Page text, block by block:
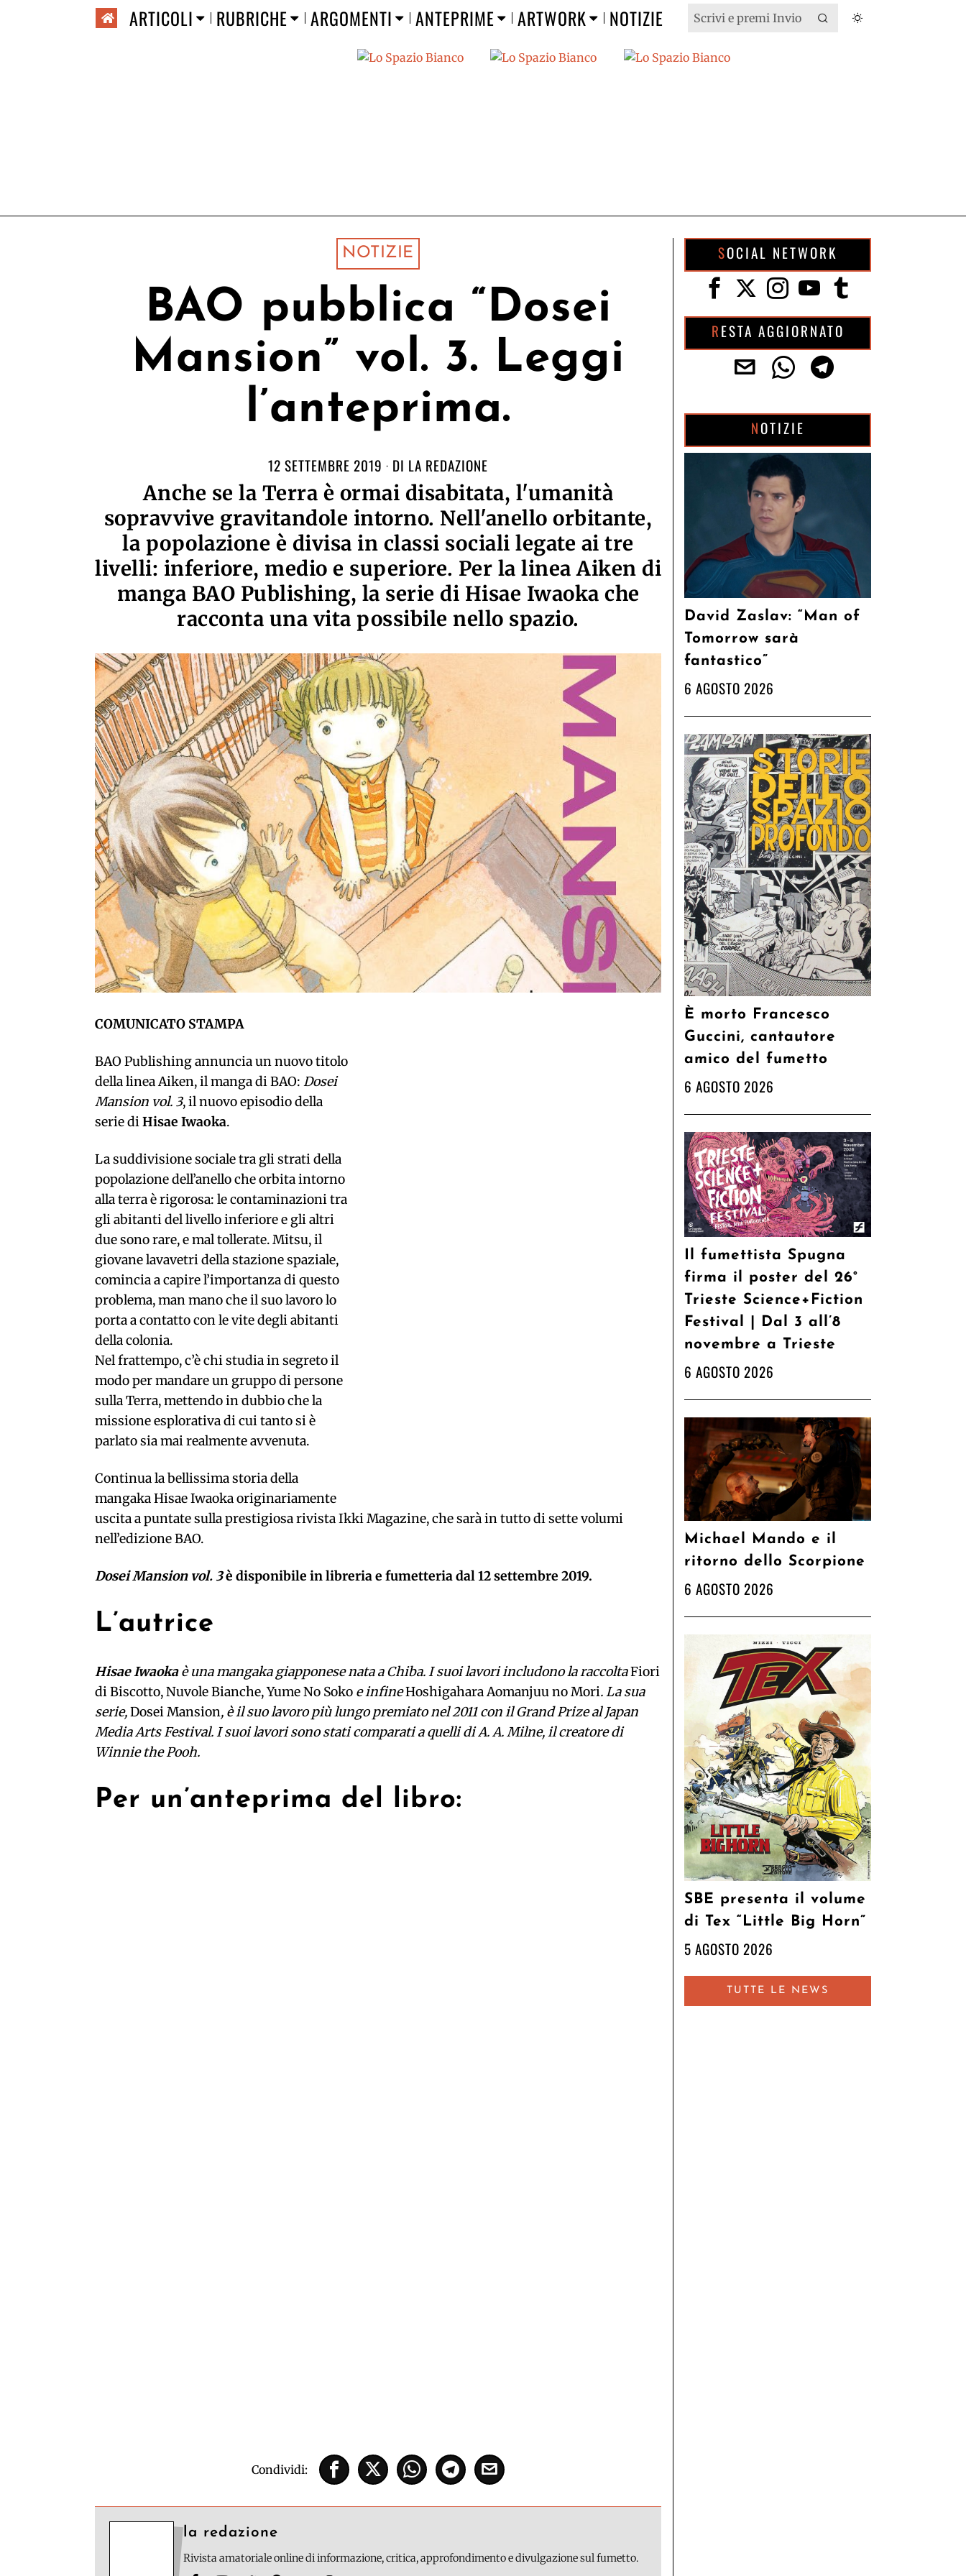
ARTICOLI RUBRICHE ARGOMENTI ANTEPRIME ARTWORK NOTIZIE
NOTIZIE
BAO pubblica “Dosei
Mansion” vol. 3. Leggi
l’anteprima.
12 SETTEMBRE 2019 DI LA REDAZIONE
Anche se la Terra è ormai disabitata, l'umanità
sopravvive gravitandole intorno. Nell'anello orbitante,
la popolazione è divisa in classi sociali legate ai tre
livelli: inferiore, medio e superiore. Per la linea Aiken di
manga BAO Publishing, la serie di Hisae Iwaoka che
racconta una vita possibile nello spazio.
COMUNICATO STAMPA
BAO Publishing annuncia un nuovo titolo
della linea Aiken, il manga di BAO: Dosei
Mansion vol. 3, il nuovo episodio della
serie diHisae Iwaoka.
La suddivisione sociale tra gli strati della
popolazione dell’anello che orbita intorno
alla terra è rigorosa: le contaminazioni tra
gli abitanti del livello inferiore e gli altri
due sono rare, e mal tollerate. Mitsu, il
giovane lavavetri della stazione spaziale,
comincia a capire l’importanza di questo
problema, man mano che il suo lavoro lo
porta a contatto con le vite degli abitanti
della colonia.
Nel frattempo, c’è chi studia in segreto il
modo per mandare un gruppo di persone
sulla Terra, mettendo in dubbio che la
missione esplorativa di cui tanto si è
parlato sia mai realmente avvenuta.
Continua la bellissima storia della
mangaka Hisae Iwaoka originariamente
uscita a puntate sulla prestigiosa rivista Ikki Magazine, che sarà in tutto di sette volumi
nell’edizione BAO.
Dosei Mansion vol. 3è disponibile in libreria e fumetteria dal 12 settembre 2019.
L’autrice
Hisae Iwaokaè una mangaka giapponese nata a Chiba. I suoi lavori includono la raccoltaFiori
di Biscotto, Nuvole Bianche, Yume No Soko e infineHoshigahara Aomanjuu no Mori. La sua
serie,Dosei Mansion, è il suo lavoro più lungo premiato nel 2011 con il Grand Prize al Japan
Media Arts Festival. I suoi lavori sono stati comparati a quelli di A. A. Milne, il creatore di
Winnie the Pooh.
Per un’anteprima del libro:
Condividi:
la redazione
Rivista amatoriale online di informazione, critica, approfondimento e divulgazione sul fumetto.
SOCIAL NETWORK
RESTA AGGIORNATO
NOTIZIE
David Zaslav: “Man of
Tomorrow sarà
fantastico”
6 AGOSTO 2026
È morto Francesco
Guccini, cantautore
amico del fumetto
6 AGOSTO 2026
Il fumettista Spugna
firma il poster del 26°
Trieste Science+Fiction
Festival | Dal 3 all’8
novembre a Trieste
6 AGOSTO 2026
Michael Mando e il
ritorno dello Scorpione
6 AGOSTO 2026
SBE presenta il volume
di Tex “Little Big Horn”
5 AGOSTO 2026
TUTTE LE NEWS